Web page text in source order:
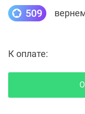
509
К оплате: